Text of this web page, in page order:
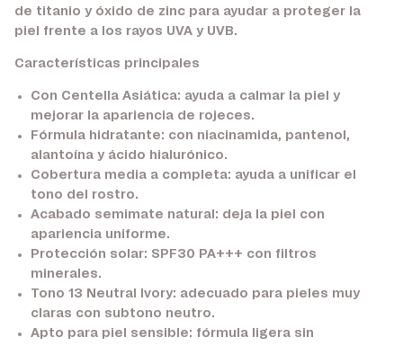
de titanio y óxido de zinc para ayudar a proteger la
piel frente a los rayos UVA y UVB.
Características principales
Con Centella Asiática: ayuda a calmar la piel y
mejorar la apariencia de rojeces.
Fórmula hidratante: con niacinamida, pantenol,
alantoína y ácido hialurónico.
Cobertura media a completa: ayuda a unificar el
tono del rostro.
Acabado semimate natural: deja la piel con
apariencia uniforme.
Protección solar: SPF30 PA+++ con filtros
minerales.
Tono 13 Neutral Ivory: adecuado para pieles muy
claras con subtono neutro.
Apto para piel sensible: fórmula ligera sin